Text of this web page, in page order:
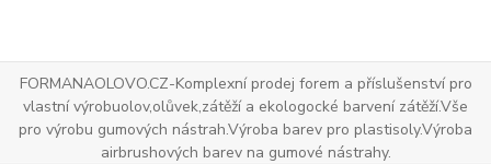
FORMANAOLOVO.CZ-Komplexní prodej forem a příslušenství pro
vlastní výrobuolov,olůvek,zátěží a ekologocké barvení zátěží.Vše
pro výrobu gumových nástrah.Výroba barev pro plastisoly.Výroba
airbrushových barev na gumové nástrahy.